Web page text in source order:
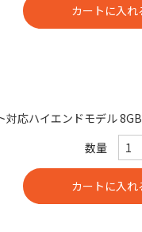
対応ハイエンドモデル 8GB
数量